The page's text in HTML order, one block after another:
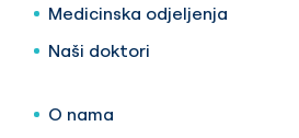
Medicinska odjeljenja
Naši doktori
O nama